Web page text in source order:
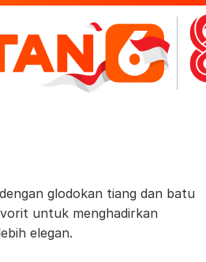
glodokan tiang dan batu
untuk menghadirkan
elegan.